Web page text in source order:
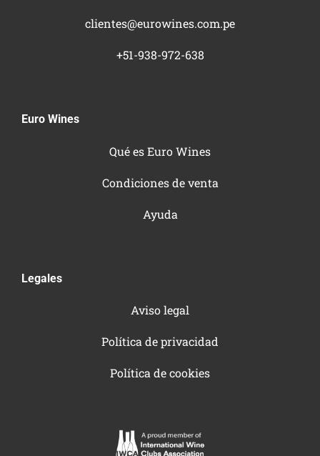
clientes@eurowines.com.pe
+51-938-972-638
Euro Wines
Qué es Euro Wines
Condiciones de venta
Ayuda
Legales
Aviso legal
Política de privacidad
Política de cookies